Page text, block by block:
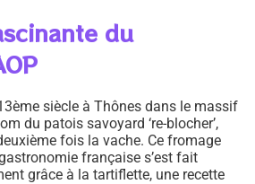
du
siècle à Thônes dans le massif
du patois savoyard ‘re-blocher’,
fois la vache. Ce fromage
française s’est fait
grâce à la tartiflette, une recette